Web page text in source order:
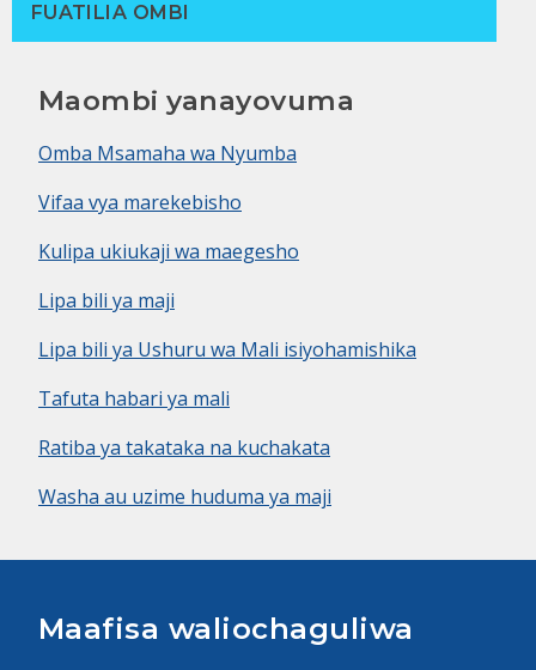
FUATILIA OMBI
Maombi yanayovuma
Omba Msamaha wa Nyumba
Vifaa vya marekebisho
Kulipa ukiukaji wa maegesho
Lipa bili ya maji
Lipa bili ya Ushuru wa Mali isiyohamishika
Tafuta habari ya mali
Ratiba ya takataka na kuchakata
Washa au uzime huduma ya maji
Maafisa waliochaguliwa